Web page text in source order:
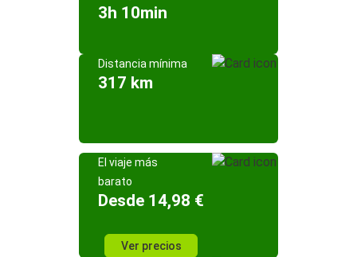
3h 10min
Distancia mínima
317 km
El viaje más
barato
Desde 14,98 €
Ver precios